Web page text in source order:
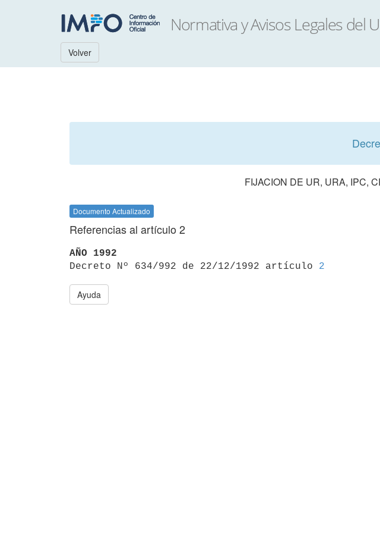
Volver
FIJACION DE UR, URA, IPC,
Documento Actualizado
Referencias al artículo 2
AÑO 1992
Decreto Nº 634/992 de 22/12/1992 artículo 2
Ayuda